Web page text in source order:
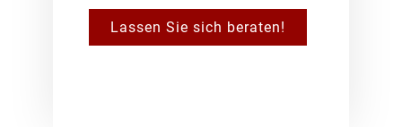
Lassen Sie sich beraten!